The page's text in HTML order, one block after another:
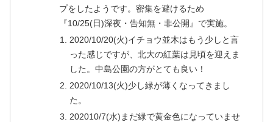
プをしたようです。密集を避けるため
『10/25(日)深夜・告知無・非公開』で実施。
2020/10/20(火)イチョウ並木はもう少しと言
った感じですが、北大の紅葉は見頃を迎えま
した。中島公園の方がとても良い！
2020/10/13(火)少し緑が薄くなってきまし
た。
202010/7(水)まだ緑で黄金色になっていませ